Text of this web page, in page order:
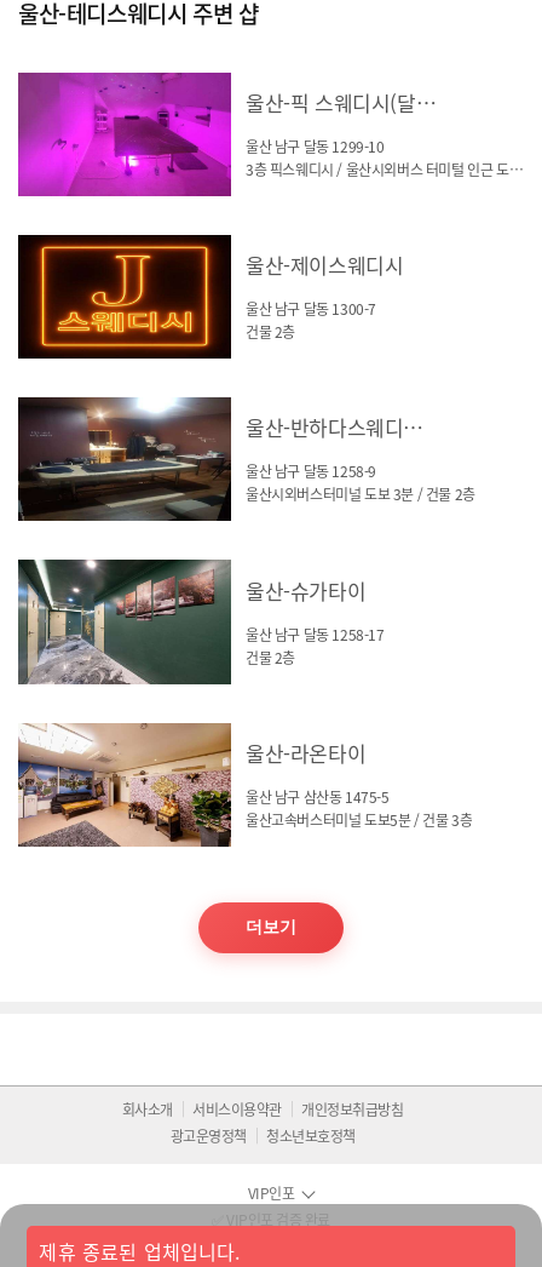
울산-테디스웨디시 주변 샵
울산-픽 스웨디시(달동)
울산 남구 달동 1299-10
3층 픽스웨디시 / 울산시외버스 터미털 인근 도보3분거리
울산-제이스웨디시
울산 남구 달동 1300-7
건물 2층
울산-반하다스웨디시(달동)
울산 남구 달동 1258-9
울산시외버스터미널 도보 3분 / 건물 2층
울산-슈가타이
울산 남구 달동 1258-17
건물 2층
울산-라온타이
울산 남구 삼산동 1475-5
울산고속버스터미널 도보5분 / 건물 3층
더보기
제휴 종료된 업체입니다.
회사소개 서비스이용약관
개인정보취급방침
광고운영정책
청소년보호정책
VIP인포
✅ VIP인포 검증 완료
다년간 운영된 마사지 정보 플랫폼